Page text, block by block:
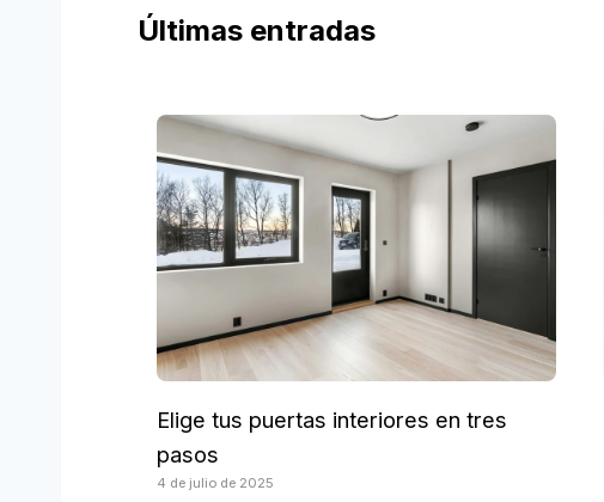
Últimas entradas
Elige tus puertas interiores en tres
pasos
4 de julio de 2025